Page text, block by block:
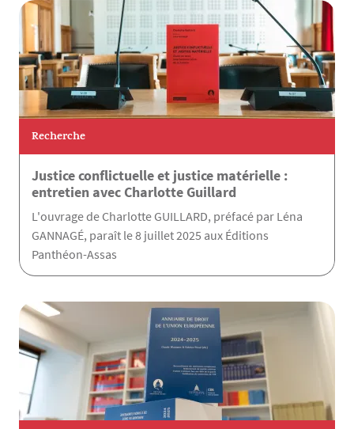
Recherche
Justice conflictuelle et justice matérielle :
entretien avec Charlotte Guillard
L'ouvrage de Charlotte GUILLARD, préfacé par Léna
GANNAGÉ, paraît le 8 juillet 2025 aux Éditions
Panthéon-Assas